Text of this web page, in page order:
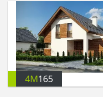
4M165